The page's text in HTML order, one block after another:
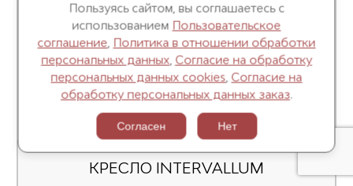
КРЕСЛО INTERVALLUM
Пользуясь сайтом, вы соглашаетесь с
использованием Пользовательское
соглашение, Политика в отношении обработки
персональных данных, Согласие на обработку
персональных данных cookies, Согласие на
обработку персональных данных заказ.
Согласен Нет